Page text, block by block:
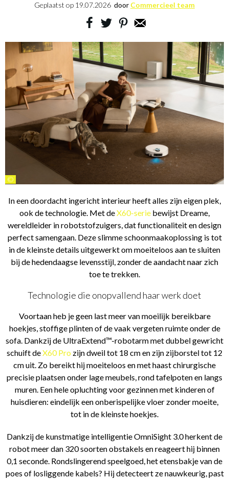
Geplaatst op 19.07.2026 door Commercieel team
©
In een doordacht ingericht interieur heeft alles zijn eigen plek,
ook de technologie. Met deX60-serie bewijst Dreame,
wereldleider in robotstofzuigers, dat functionaliteit en design
perfect samengaan. Deze slimme schoonmaakoplossing is tot
in de kleinste details uitgewerkt om moeiteloos aan te sluiten
bij de hedendaagse levensstijl, zonder de aandacht naar zich
toe te trekken.
Technologie die onopvallend haar werk doet
Voortaan heb je geen last meer van moeilijk bereikbare
hoekjes, stoffige plinten of de vaak vergeten ruimte onder de
sofa. Dankzij de UltraExtend™-robotarm met dubbel gewricht
schuift deX60 Pro zijn dweil tot 18 cm en zijn zijborstel tot 12
cm uit. Zo bereikt hij moeiteloos en met haast chirurgische
precisie plaatsen onder lage meubels, rond tafelpoten en langs
muren. Een hele opluchting voor gezinnen met kinderen of
huisdieren: eindelijk een onberispelijke vloer zonder moeite,
tot in de kleinste hoekjes.
Dankzij de kunstmatige intelligentie OmniSight 3.0 herkent de
robot meer dan 320 soorten obstakels en reageert hij binnen
0,1 seconde. Rondslingerend speelgoed, het etensbakje van de
poes of losliggende kabels? Hij detecteert ze nauwkeurig, past